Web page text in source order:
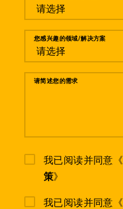
您感兴趣的领域/解决方案
请简述您的需求
我已阅读并同意《
策》
我已阅读并同意《